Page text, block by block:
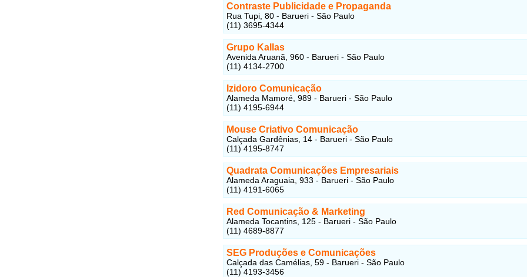
Contraste Publicidade e Propaganda
Rua Tupi, 80 - Barueri - São Paulo
(11) 3695-4344
Grupo Kallas
Avenida Aruanã, 960 - Barueri - São Paulo
(11) 4134-2700
Izidoro Comunicação
Alameda Mamoré, 989 - Barueri - São Paulo
(11) 4195-6944
Mouse Criativo Comunicação
Calçada Gardênias, 14 - Barueri - São Paulo
(11) 4195-8747
Quadrata Comunicações Empresariais
Alameda Araguaia, 933 - Barueri - São Paulo
(11) 4191-6065
Red Comunicação & Marketing
Alameda Tocantins, 125 - Barueri - São Paulo
(11) 4689-8877
SEG Produções e Comunicações
Calçada das Camélias, 59 - Barueri - São Paulo
(11) 4193-3456